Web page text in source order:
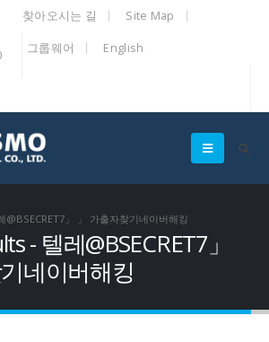
찾아오시는 길 Site Map
그룹웨어 English
@BSECRET7」 」 가출자찾기네이버해킹
- 텔레@BSECRET7」
네이버해킹